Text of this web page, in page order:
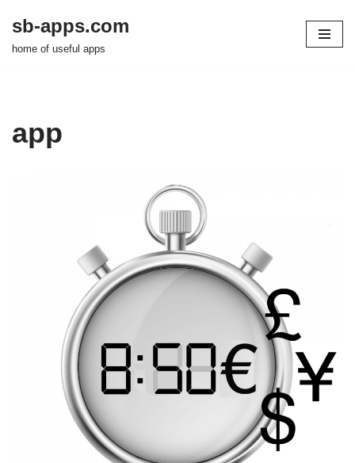
Zum
sb-apps.com
home of useful apps
app